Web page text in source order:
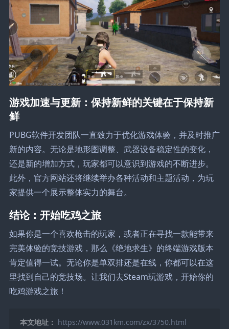
游戏加速与更新：保持新鲜的关键在于保持新
鲜
PUBG软件开发团队一直致力于优化游戏体验，并及时推广
新的内容。无论是地形图调整、武器设备稳定性的变化，
还是新的增加方式，玩家都可以意识到游戏的不断进步。
此外，官方网站还将继续举办各种活动和主题活动，为玩
家提供一个展示整体实力的舞台。
结论：开始吃鸡之旅
如果你是一个喜欢枪击的玩家，或者正在寻找一款能带来
完美体验的竞技游戏，那么《绝地求生》的终端游戏版本
肯定值得一试。无论你是单双排还是在线，你都可以在这
里找到自己的竞技场。让我们去Steam玩游戏，开始你的
吃鸡游戏之旅！
本文地址： https://www.031km.com/zx/3750.html